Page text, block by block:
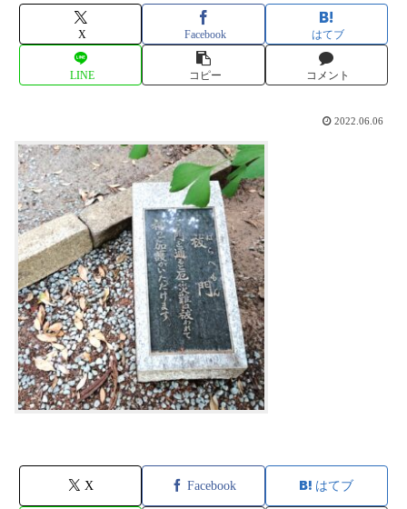
X Facebook はてブ
LINE コピー コメント
2022.06.06
X Facebook はてブ